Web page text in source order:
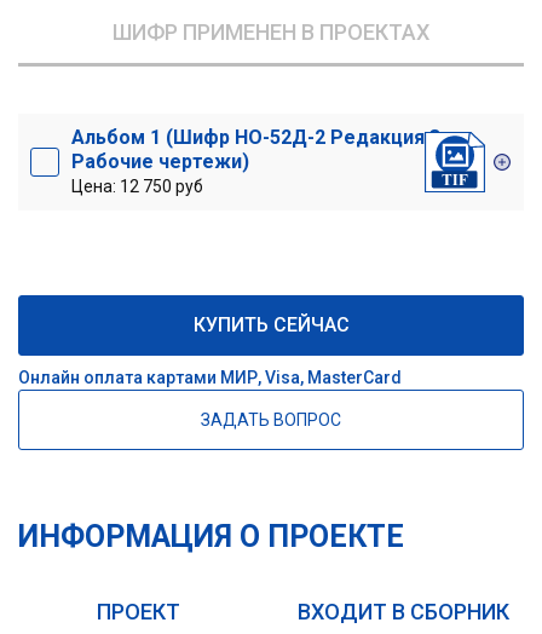
ШИФР ПРИМЕНЕН В ПРОЕКТАХ
Альбом 1 (Шифр НО-52Д-2 Редакция 3
Рабочие чертежи)
Цена: 12 750 руб
КУПИТЬ СЕЙЧАС
Онлайн оплата картами МИР, Visa, MasterCard
ЗАДАТЬ ВОПРОС
ИНФОРМАЦИЯ О ПРОЕКТЕ
ПРОЕКТ
ВХОДИТ В СБОРНИК